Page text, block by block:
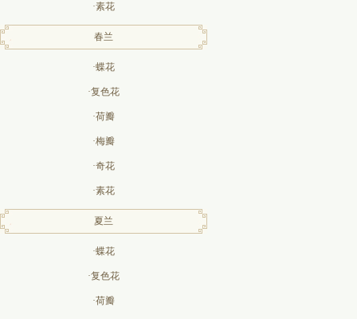
·素花
春兰
·蝶花
·复色花
·荷瓣
·梅瓣
·奇花
·素花
夏兰
·蝶花
·复色花
·荷瓣